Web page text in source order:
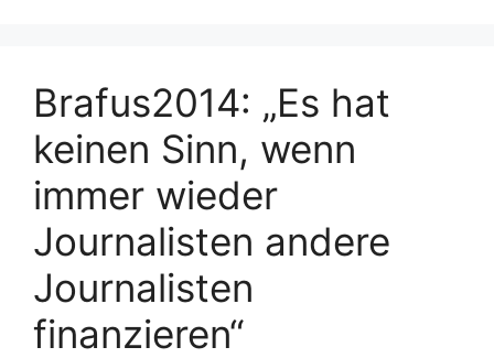
Brafus2014: „Es hat
keinen Sinn, wenn
immer wieder
Journalisten andere
Journalisten
finanzieren“